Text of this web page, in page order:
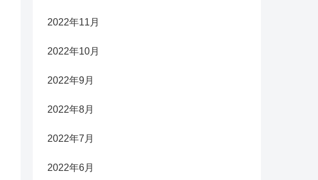
2022年11月
2022年10月
2022年9月
2022年8月
2022年7月
2022年6月